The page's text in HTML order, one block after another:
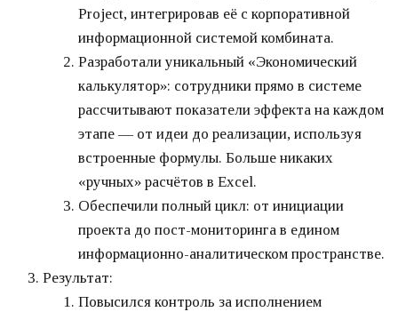
Project, интегрировав её с корпоративной
информационной системой комбината.
Разработали уникальный «Экономический
калькулятор»: сотрудники прямо в системе
рассчитывают показатели эффекта на каждом
этапе — от идеи до реализации, используя
встроенные формулы. Больше никаких
«ручных» расчётов в Excel.
Обеспечили полный цикл: от инициации
проекта до пост-мониторинга в едином
информационно-аналитическом пространстве.
Результат:
Повысился контроль за исполнением